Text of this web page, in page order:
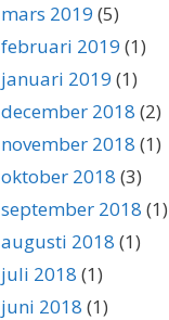
mars 2019 (5)
februari 2019 (1)
januari 2019 (1)
december 2018 (2)
november 2018 (1)
oktober 2018 (3)
september 2018 (1)
augusti 2018 (1)
juli 2018 (1)
juni 2018 (1)